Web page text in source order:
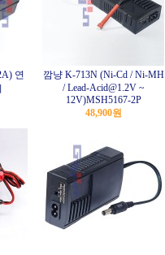
연
깜냥 K-713N (Ni-Cd / Ni-MH
/ Lead-Acid@1.2V ~
12V)MSH5167-2P
48,900원